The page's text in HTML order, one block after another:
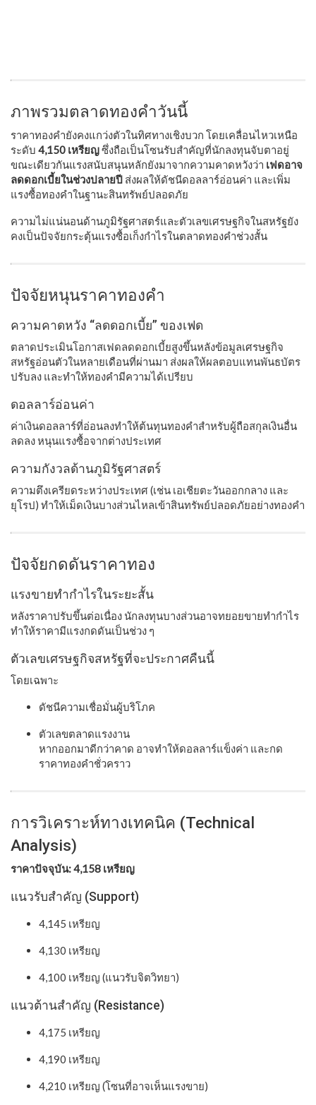
ภาพรวมตลาดทองคำวันนี้
ราคาทองคำยังคงแกว่งตัวในทิศทางเชิงบวก โดยเคลื่อนไหวเหนือ
ระดับ 4,150 เหรียญซึ่งถือเป็นโซนรับสำคัญที่นักลงทุนจับตาอยู่
ขณะเดียวกันแรงสนับสนุนหลักยังมาจากความคาดหวังว่า เฟดอาจ
ลดดอกเบี้ยในช่วงปลายปี ส่งผลให้ดัชนีดอลลาร์อ่อนค่า และเพิ่ม
แรงซื้อทองคำในฐานะสินทรัพย์ปลอดภัย
ความไม่แน่นอนด้านภูมิรัฐศาสตร์และตัวเลขเศรษฐกิจในสหรัฐยัง
คงเป็นปัจจัยกระตุ้นแรงซื้อเก็งกำไรในตลาดทองคำช่วงสั้น
ปัจจัยหนุนราคาทองคำ
ความคาดหวัง “ลดดอกเบี้ย” ของเฟด
ตลาดประเมินโอกาสเฟดลดดอกเบี้ยสูงขึ้นหลังข้อมูลเศรษฐกิจ
สหรัฐอ่อนตัวในหลายเดือนที่ผ่านมา ส่งผลให้ผลตอบแทนพันธบัตร
ปรับลง และทำให้ทองคำมีความได้เปรียบ
ดอลลาร์อ่อนค่า
ค่าเงินดอลลาร์ที่อ่อนลงทำให้ต้นทุนทองคำสำหรับผู้ถือสกุลเงินอื่น
ลดลง หนุนแรงซื้อจากต่างประเทศ
ความกังวลด้านภูมิรัฐศาสตร์
ความตึงเครียดระหว่างประเทศ (เช่น เอเชียตะวันออกกลาง และ
ยุโรป) ทำให้เม็ดเงินบางส่วนไหลเข้าสินทรัพย์ปลอดภัยอย่างทองคำ
ปัจจัยกดดันราคาทอง
แรงขายทำกำไรในระยะสั้น
หลังราคาปรับขึ้นต่อเนื่อง นักลงทุนบางส่วนอาจทยอยขายทำกำไร
ทำให้ราคามีแรงกดดันเป็นช่วง ๆ
ตัวเลขเศรษฐกิจสหรัฐที่จะประกาศคืนนี้
โดยเฉพาะ
ดัชนีความเชื่อมั่นผู้บริโภค
ตัวเลขตลาดแรงงาน
หากออกมาดีกว่าคาด อาจทำให้ดอลลาร์แข็งค่า และกด
ราคาทองคำชั่วคราว
การวิเคราะห์ทางเทคนิค (Technical
Analysis)
ราคาปัจจุบัน: 4,158 เหรียญ
แนวรับสำคัญ (Support)
4,145 เหรียญ
4,130 เหรียญ
4,100 เหรียญ (แนวรับจิตวิทยา)
แนวต้านสำคัญ (Resistance)
4,175 เหรียญ
4,190 เหรียญ
4,210 เหรียญ (โซนที่อาจเห็นแรงขาย)